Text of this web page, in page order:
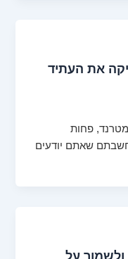
את העתיד
פחות
שאתם יודעים
ולשמור על